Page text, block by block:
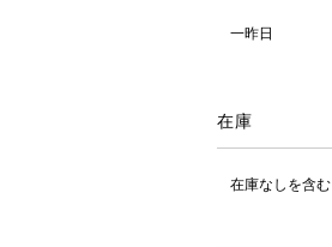
一昨日
在庫
在庫なしを含む